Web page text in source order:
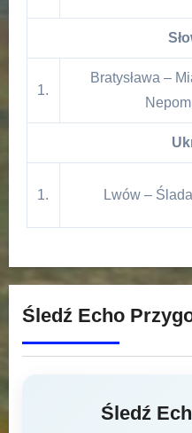
1.
Bratysława –
1. Lwów –
Śledź Echo
Śledź